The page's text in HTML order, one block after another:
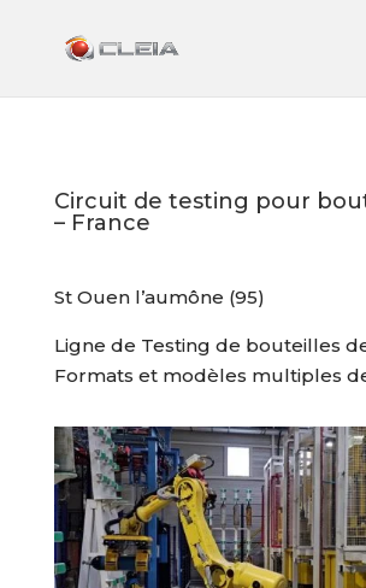
Circuit de testing pour
– France
St Ouen l’aumône (95)
Ligne de Testing de bouteilles
Formats et modèles multiples